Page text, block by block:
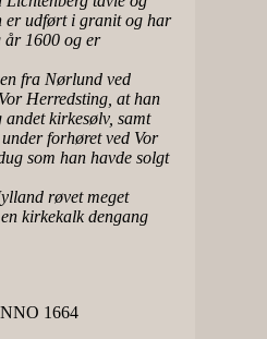
er udført i granit og har
år 1600 og er
fra Nørlund ved
Herredsting, at han
kirkesølv, samt
forhøret ved Vor
som han havde solgt
røvet meget
kirkekalk dengang
1664